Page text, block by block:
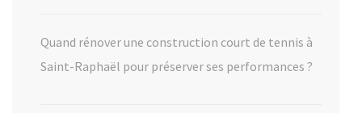
Quand rénover une construction court de tennis à
Saint-Raphaël pour préserver ses performances ?